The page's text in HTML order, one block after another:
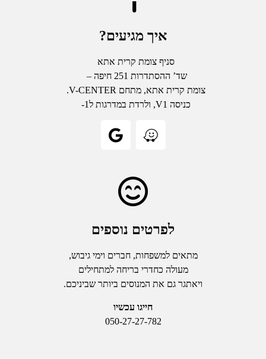
איך מגיעים?
סניף צומת קרית אתא
שד’ ההסתדרות 251 חיפה –
צומת קרית אתא, מתחם V-CENTER.
כניסה V1, ולרדת במדרגות ל1-
לפרטים נוספים
מתאים למשפחות, חברים וימי גיבוש,
מעולה כחדרי בריחה למתחילים
ויאתגר גם את המנוסים ביותר שביניכם.
חייגו עכשיו
050-27-27-782